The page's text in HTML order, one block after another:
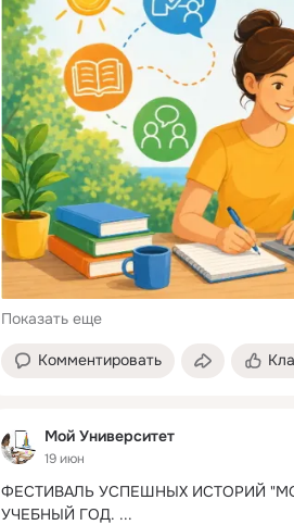
Показать еще
Комментировать
Мой Университет
19 июн
ФЕСТИВАЛЬ УСПЕШНЫХ ИСТОРИЙ
УЧЕБНЫЙ ГОД. ...